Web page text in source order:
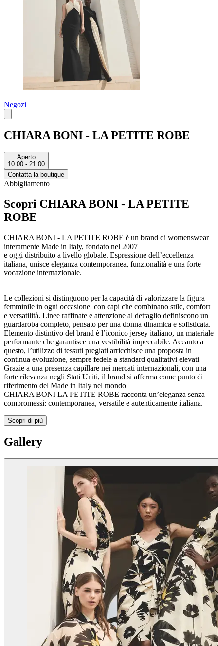
Negozi
CHIARA BONI - LA PETITE ROBE
Aperto
10:00 - 21:00
Contatta la boutique
Abbigliamento
Scopri CHIARA BONI - LA PETITE
ROBE
CHIARA BONI - LA PETITE ROBE è un brand di womenswear
interamente Made in Italy, fondato nel 2007
e oggi distribuito a livello globale. Espressione dell’eccellenza
italiana, unisce eleganza contemporanea, funzionalità e una forte
vocazione internazionale.
Le collezioni si distinguono per la capacità di valorizzare la figura
femminile in ogni occasione, con capi che combinano stile, comfort
e versatilità. Linee raffinate e attenzione al dettaglio definiscono un
guardaroba completo, pensato per una donna dinamica e sofisticata.
Elemento distintivo del brand è l’iconico jersey italiano, un materiale
performante che garantisce una vestibilità impeccabile. Accanto a
questo, l’utilizzo di tessuti pregiati arricchisce una proposta in
continua evoluzione, sempre fedele a standard qualitativi elevati.
Grazie a una presenza capillare nei mercati internazionali, con una
forte rilevanza negli Stati Uniti, il brand si afferma come punto di
riferimento del Made in Italy nel mondo.
CHIARA BONI LA PETITE ROBE racconta un’eleganza senza
compromessi: contemporanea, versatile e autenticamente italiana.
Scopri di più
Gallery